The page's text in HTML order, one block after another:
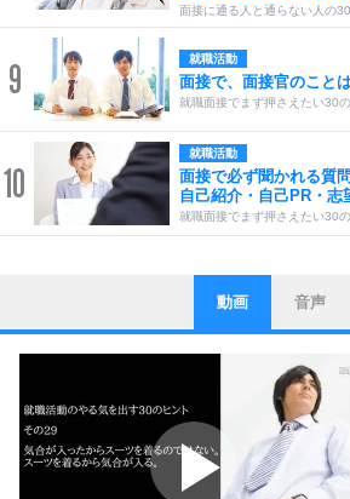
面接に通る人と通らない人の
9 就職活動
面接で、面接官のこと
就職面接でまず押さえたい30
10
就職活動
面接で必ず聞かれる質問
自己紹介・自己PR・志
就職面接でまず押さえたい30
1
ストレス対策
他人と比べない。
いっそのこと、他人を
いらいらしない人になる30の
プラス思考
ポジティブになれない
ポジティブ思考になる30の方法
動画 音声